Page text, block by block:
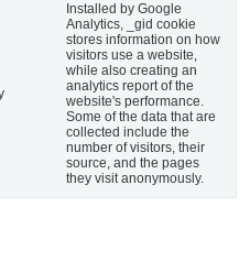
Installed by Google
Analytics, _gid cookie
stores information on how
visitors use a website,
while also creating an
analytics report of the
website's performance.
Some of the data that are
collected include the
number of visitors, their
source, and the pages
they visit anonymously.